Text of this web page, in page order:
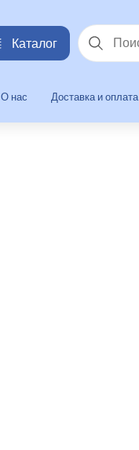
Каталог Найти
О нас Доставка и оплата